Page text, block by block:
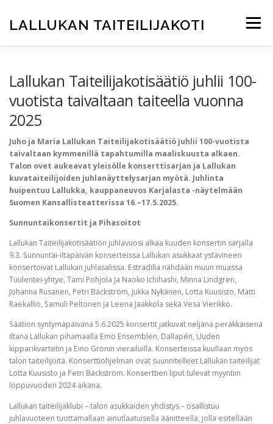
LALLUKAN TAITEILIJAKOTI Valikko
ASUKKAAKSI?
TAITEILIJAKLUBI RAVINTOLA INFO
Lallukan Taiteilijakotisäätiö juhlii 100-
vuotista taivaltaan taiteella vuonna
2025
Juho ja Maria Lallukan Taiteilijakotisäätiö juhlii 100-vuotista
taivaltaan kymmenillä tapahtumilla maaliskuusta alkaen.
Talon ovet aukeavat yleisölle konserttisarjan ja Lallukan
kuvataiteilijoiden juhlanäyttelysarjan myötä. Juhlinta
huipentuu Lallukka, kauppaneuvos Karjalasta -näytelmään
Suomen Kansallisteatterissa 16.–17.5.2025.
Sunnuntaikonsertit ja Pihasoitot
Lallukan Taiteilijakotisäätiön juhlavuosi alkaa kuuden konsertin sarjalla
9.3. Sunnuntai-iltapäivän konserteissa Lallukan asukkaat ystävineen
konsertoivat Lallukan juhlasalissa. Estradilla nähdään muun muassa
Tuulentei-yhtye, Tami Pohjola ja Naoko Ichihashi, Minna Lindgren,
Johanna Rusanen, Petri Bäckström, Jukka Nykänen, Lotta Kuusisto, Matti
Raekallio, Samuli Peltonen ja Leena Jaakkola sekä Vesa Vierikko.
Säätiön syntymäpäivänä 5.6.2025 konsertit jatkuvat neljänä peräkkäisenä
iltana Lallukan pihamaalla Emo Ensemblen, Dallapén, Uuden
kipparikvartetin ja Eino Grönin vierailuilla. Konserteissa kuullaan myös
talon taiteilijoita. Konserttiohjelman ovat suunnitelleet Lallukan taiteilijat
Lotta Kuusisto ja Petri Bäckström. Konserttien liput tulevat myyntiin
loppuvuoden 2024 aikana.
Lallukan taiteilijaklubi – talon asukkaiden yhdistys – osallistuu
juhlavuoteen tuottamallaan ainutlaatuisella äänitteellä, jolla esitellään